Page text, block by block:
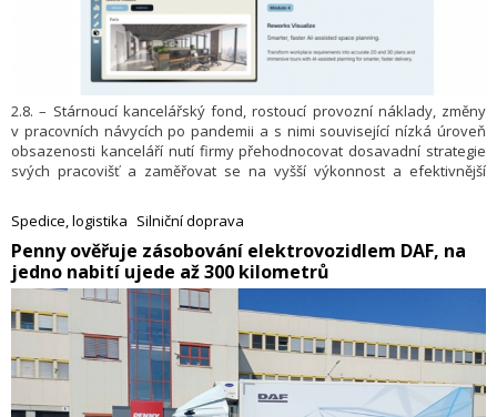
2.8. – Stárnoucí kancelářský fond, rostoucí provozní náklady, změny
v pracovních návycích po pandemii a s nimi související nízká úroveň
obsazenosti kanceláří nutí firmy přehodnocovat dosavadní strategie
svých pracovišť a zaměřovat se na vyšší výkonnost a efektivnější
nové zaměstnance. V reakci na to přináší Colliers digitální platformu
Reworks, která má firmám s optimalizací využití kanceláří pomoci, a to
výrazně rychleji a levněji než při využití tradičních postupů.
Spedice, logistika Silniční doprava
​Penny ověřuje zásobování elektrovozidlem DAF, na
jedno nabití ujede až 300 kilometrů